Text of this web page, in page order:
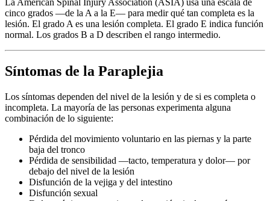
La American Spinal Injury Association (ASIA) usa una escala de
cinco grados —de la A a la E— para medir qué tan completa es la
lesión. El grado A es una lesión completa. El grado E indica función
normal. Los grados B a D describen el rango intermedio.
Síntomas de la Paraplejia
Los síntomas dependen del nivel de la lesión y de si es completa o
incompleta. La mayoría de las personas experimenta alguna
combinación de lo siguiente:
Pérdida del movimiento voluntario en las piernas y la parte
baja del tronco
Pérdida de sensibilidad —tacto, temperatura y dolor— por
debajo del nivel de la lesión
Disfunción de la vejiga y del intestino
Disfunción sexual